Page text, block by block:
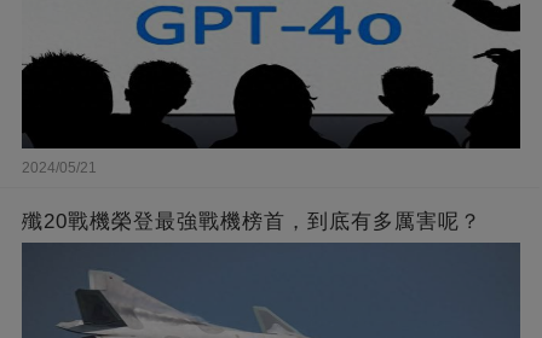
2024/05/21
殲20戰機榮登最強戰機榜首，到底有多厲害呢？